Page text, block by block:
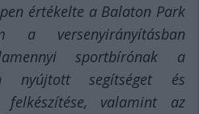
értékelte a Balaton Park
a versenyirányításban
sportbírónak a
nyújtott segítséget és
valamint az